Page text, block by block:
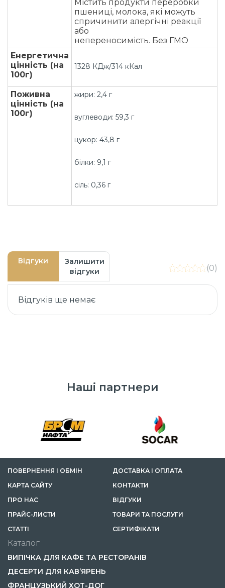
Містить продукти переробки
пшениці, молока, які можуть
спричинити алергічні реакції
або
непереносимість. Без ГМО
Енергетична
цінність (на
100г)
1328 КДж/314 кКал
Поживна
цінність (на
100г)
жири: 2,4 г
вуглеводи: 59,3 г
цукор: 43,8 г
білки: 9,1 г
сіль: 0,36 г
Відгуки
Залишити
відгуки
(0)
Відгуків ще немає
Наші партнери
ПОВЕРНЕННЯ І ОБМІН
ДОСТАВКА І ОПЛАТА
КАРТА САЙТУ
КОНТАКТИ
ПРО НАС
ВІДГУКИ
ПРАЙС-ЛИСТИ
ТОВАРИ ТА ПОСЛУГИ
СТАТТІ
СЕРТИФІКАТИ
Каталог
ВИПІЧКА ДЛЯ КАФЕ ТА РЕСТОРАНІВ
ДЕСЕРТИ ДЛЯ КАВ’ЯРЕНЬ
ФРАНЦУЗЬКИЙ ХОТ-ДОГ